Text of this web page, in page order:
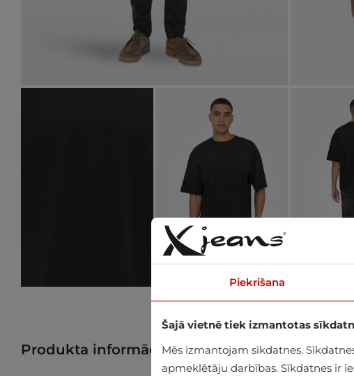
Produkta informācija Atrast preci veikalā
Piekrišana
Šajā vietnē tiek izmantotas
Mēs izmantojam sīkdatnes.
apmeklētāju darbības. Sīkdatnes ir